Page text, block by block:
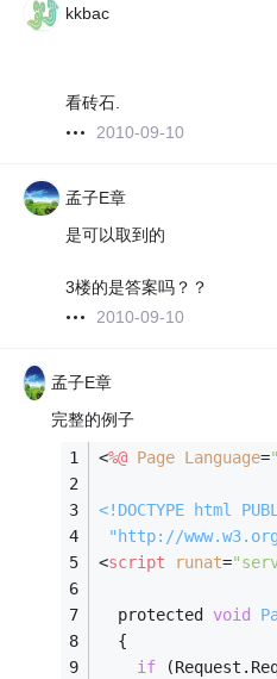
kkbac
看砖石.
2010-09-10
孟子E章
是可以取到的
3楼的是答案吗？？
2010-09-10
孟子E章
完整的例子
<%@ Page Language=
<!DOCTYPE html
"http://
<script runat=
  protected
void
  {
if